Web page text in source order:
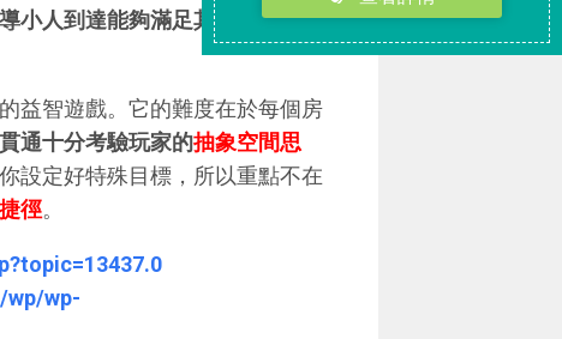
小人到達能夠滿足其需求的特定
益智遊戲。它的難度在於每個房
通十分考驗玩家的抽象空間思
設定好特殊目標，所以重點不在
徑。
wp/wp-